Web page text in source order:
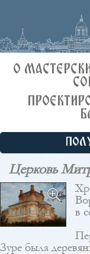
О
Церковь
в
Зуре была